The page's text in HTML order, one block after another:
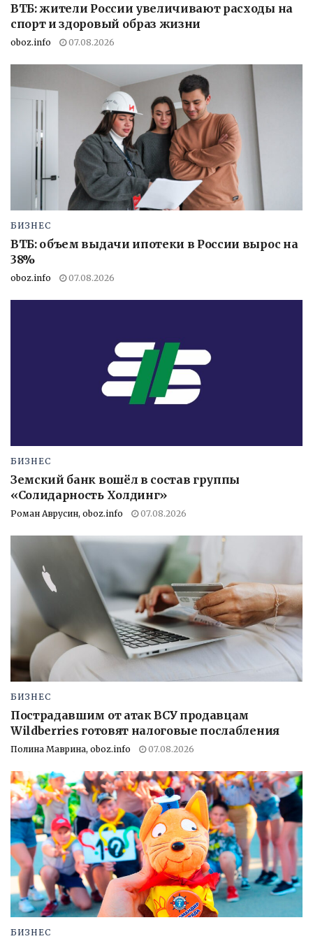
ВТБ: жители России увеличивают расходы на
спорт и здоровый образ жизни
oboz.info 07.08.2026
БИЗНЕС
ВТБ: объем выдачи ипотеки в России вырос на
38%
oboz.info 07.08.2026
БИЗНЕС
Земский банк вошёл в состав группы
«Солидарность Холдинг»
Роман Аврусин, oboz.info 07.08.2026
БИЗНЕС
Пострадавшим от атак ВСУ продавцам
Wildberries готовят налоговые послабления
Полина Маврина, oboz.info 07.08.2026
БИЗНЕС